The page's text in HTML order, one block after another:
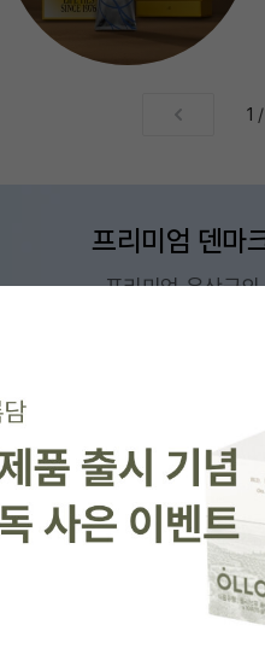
1 /
프리미엄 덴마
프리미엄 유산균
시계/주얼리 식품